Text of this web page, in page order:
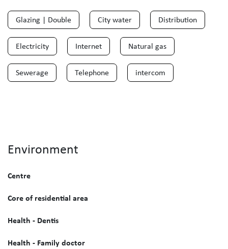
Glazing | Double City water Distribution
Electricity Internet Natural gas
Sewerage Telephone intercom
Environment
Centre
Core of residential area
Health - Dentis
Health - Family doctor